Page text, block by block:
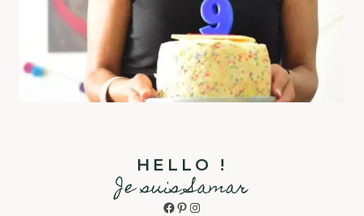
HELLO !
Je suis Samar
Facebook
Pinterest
Instagram